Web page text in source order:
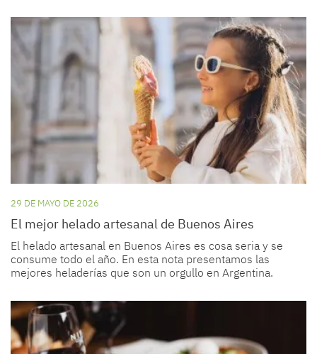
29 DE MAYO DE 2026
El mejor helado artesanal de Buenos Aires
El helado artesanal en Buenos Aires es cosa seria y se
consume todo el año. En esta nota presentamos las
mejores heladerías que son un orgullo en Argentina.